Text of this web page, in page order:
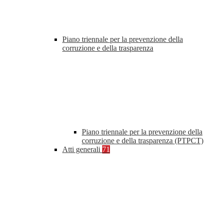
Piano triennale per la prevenzione della
corruzione e della trasparenza
Piano triennale per la prevenzione della
corruzione e della trasparenza (PTPCT)
Atti generali 71